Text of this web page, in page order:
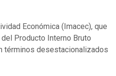
Económica (Imacec), que
Producto Interno Bruto
términos desestacionalizados